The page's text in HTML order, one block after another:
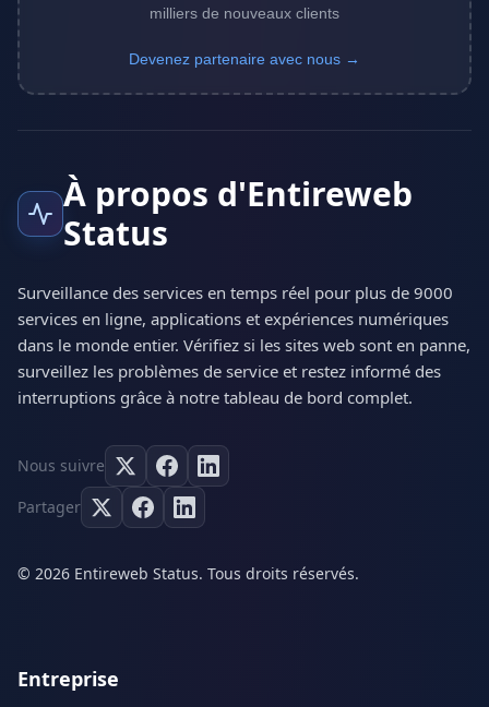
milliers de nouveaux clients
Devenez partenaire avec nous →
À propos d'Entireweb
Status
Surveillance des services en temps réel pour plus de 9000
services en ligne, applications et expériences numériques
dans le monde entier. Vérifiez si les sites web sont en panne,
surveillez les problèmes de service et restez informé des
interruptions grâce à notre tableau de bord complet.
Nous suivre
Partager
© 2026 Entireweb Status. Tous droits réservés.
Entreprise